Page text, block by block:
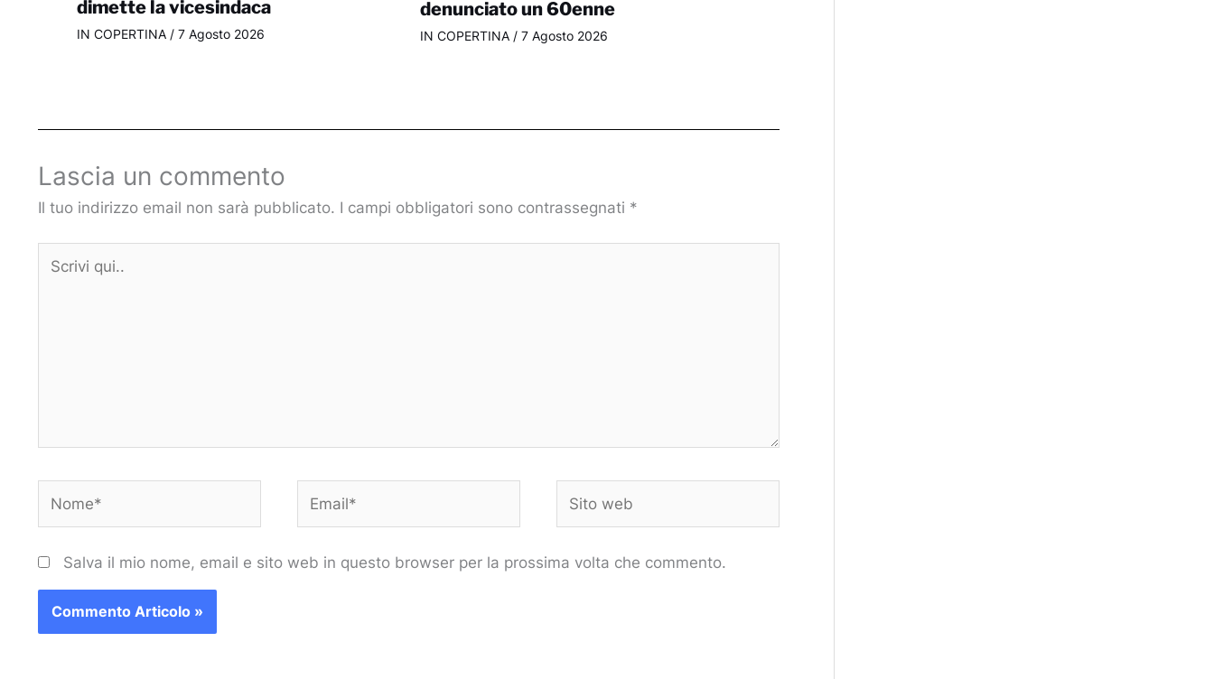
dimette la vicesindaca
IN COPERTINA/ 7 Agosto 2026
denunciato un 60enne
IN COPERTINA / 7 Agosto 2026
Lascia un commento
Il tuo indirizzo email non sarà pubblicato. I campi obbligatori sono contrassegnati *
qui..
web
Salva il mio nome, email e sito web in questo browser per la prossima volta che commento.